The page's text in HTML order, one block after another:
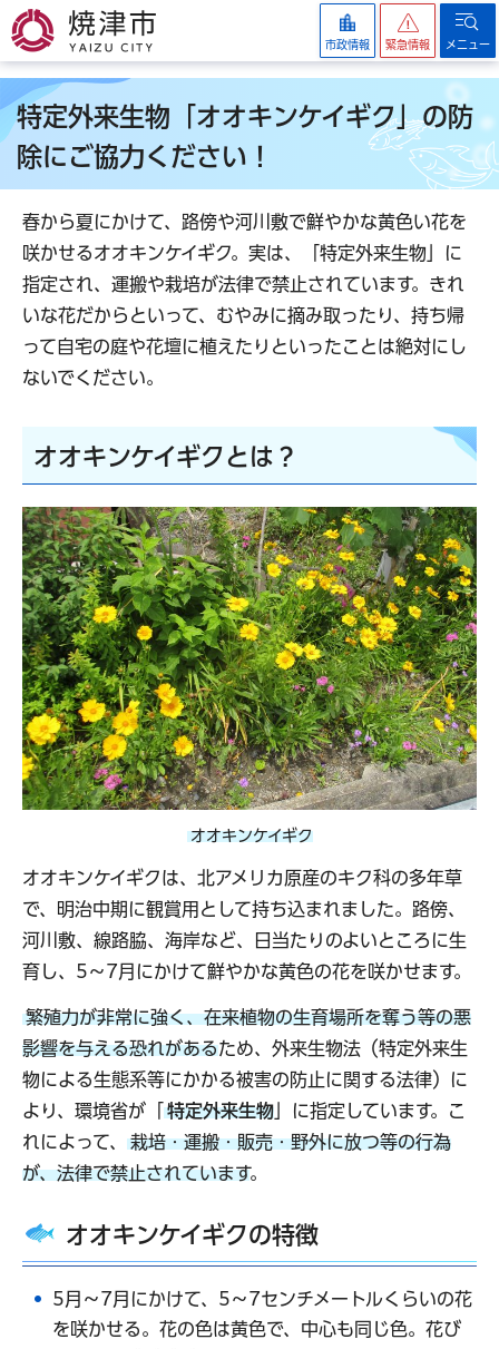
焼津市
市政情報 緊急情報 メニュー
特定外来生物「オオキンケイギク」の防
除にご協力ください！
春から夏にかけて、路傍や河川敷で鮮やかな黄色い花を
咲かせるオオキンケイギク。実は、「特定外来生物」に
指定され、運搬や栽培が法律で禁止されています。きれ
いな花だからといって、むやみに摘み取ったり、持ち帰
って自宅の庭や花壇に植えたりといったことは絶対にし
ないでください。
オオキンケイギクとは？
オオキンケイギク
オオキンケイギクは、北アメリカ原産のキク科の多年草
で、明治中期に観賞用として持ち込まれました。路傍、
河川敷、線路脇、海岸など、日当たりのよいところに生
育し、5～7月にかけて鮮やかな黄色の花を咲かせます。
繁殖力が非常に強く、在来植物の生育場所を奪う等の悪
影響を与える恐れがあるため、外来生物法（特定外来生
物による生態系等にかかる被害の防止に関する法律）に
より、環境省が「
特定外来生物 」に指定しています。こ
れによって、
栽培・運搬・販売・野外に放つ等の行為
が、法律で禁止されています。
オオキンケイギクの特徴
5月～7月にかけて、5～7センチメートルくらいの花
を咲かせる。花の色は黄色で、中心も同じ色。花び